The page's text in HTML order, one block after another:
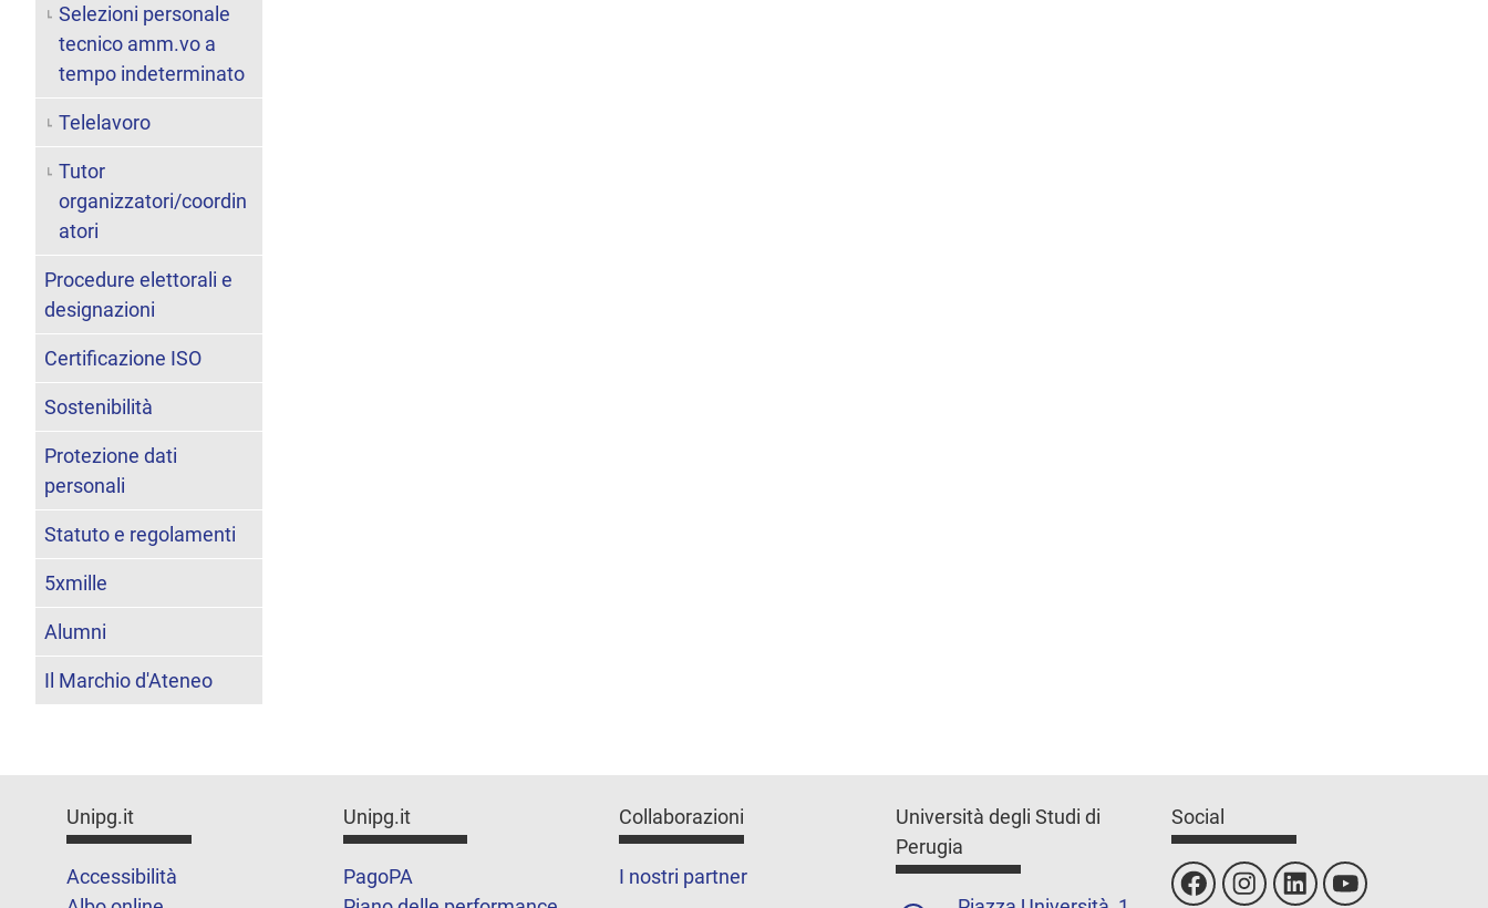
Selezioni personale
tecnico amm.vo a
tempo indeterminato
Telelavoro
Tutor
organizzatori/coordin
atori
Procedure elettorali e
designazioni
Certificazione ISO
Sostenibilità
Protezione dati
personali
Statuto e regolamenti
5xmille
Alumni
Il Marchio d'Ateneo
Unipg.it
Accessibilità
Unipg.it
PagoPA
Collaborazioni
I nostri partner
Università degli Studi di
Perugia
Social